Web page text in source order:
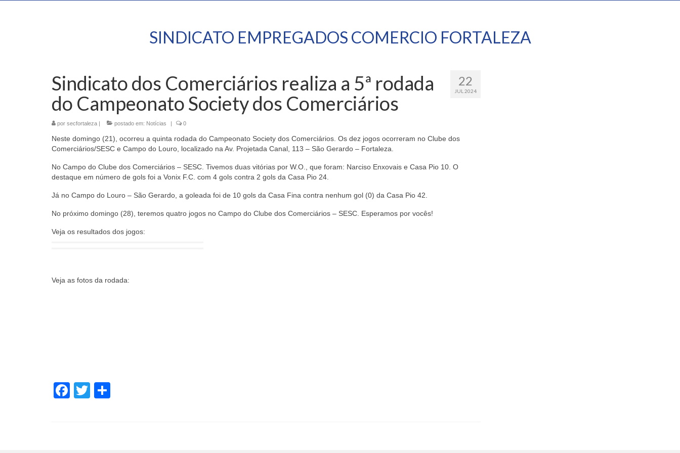
SINDICATO EMPREGADOS COMERCIO FORTALEZA
22
JUL 2024
Sindicato dos Comerciários realiza a 5ª rodada
do Campeonato Society dos Comerciários
por secfortaleza | postado em: Notícias | 0
Neste domingo (21), ocorreu a quinta rodada do Campeonato Society dos Comerciários. Os dez jogos ocorreram no Clube dos
Comerciários/SESC e Campo do Louro, localizado na Av. Projetada Canal, 113 – São Gerardo – Fortaleza.
No Campo do Clube dos Comerciários – SESC. Tivemos duas vitórias por W.O., que foram: Narciso Enxovais e Casa Pio 10. O
destaque em número de gols foi a Vonix F.C. com 4 gols contra 2 gols da Casa Pio 24.
Já no Campo do Louro – São Gerardo, a goleada foi de 10 gols da Casa Fina contra nenhum gol (0) da Casa Pio 42.
No próximo domingo (28), teremos quatro jogos no Campo do Clube dos Comerciários – SESC. Esperamos por vocês!
Veja os resultados dos jogos:
Veja as fotos da rodada:
Facebook
Twitter